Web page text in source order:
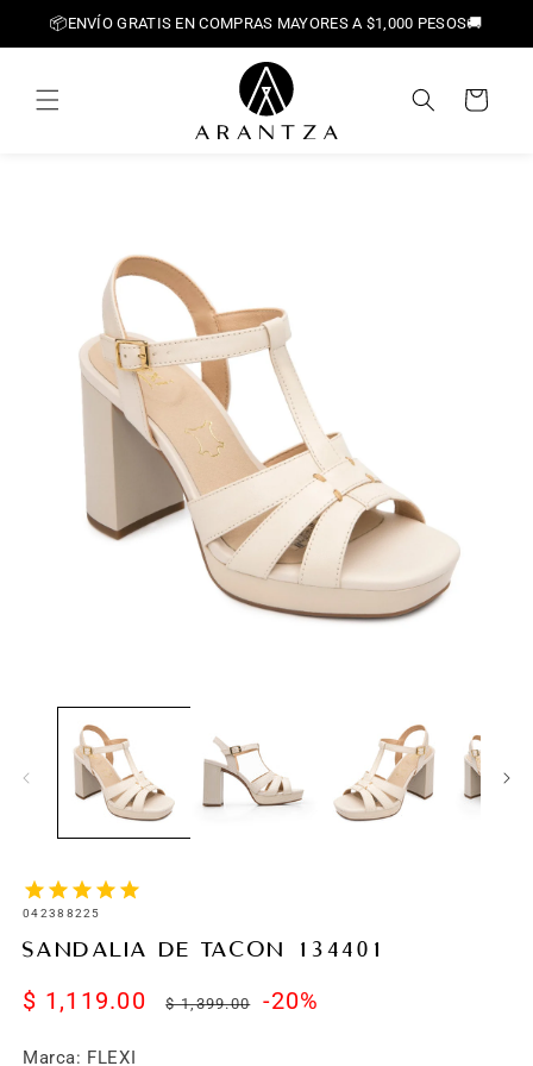
directamente
al contenido
📦ENVÍO GRATIS EN COMPRAS MAYORES A $1,000 PESOS🚚
Carrito
del producto
SKU:
042388225
SANDALIA DE TACON 134401
$ 1,119.00
Precio
Precio
$ 1,399.00 -20%
Marca: FLEXI